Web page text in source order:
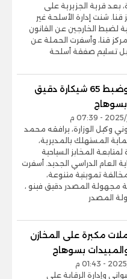
بعد قرية الجزيرية على
قنا. شنت إدارة الأسلحة غير
لضبط الخارجين عن القانون
قنا، وأسفرت الحملة عن
تسليم صفقة أسلحة
تحرير 12 مخالفة وضبط 65 شيكارة دقيق
وكيل الوزارة، يرافقه محمد
المستهلك بالمديرية،
المخابز السياحية
العام الدراسي الجديد. أسفرت
عن تحرير ١٢ مخالفة تموينية متنوعة،
المصدر دقيق فينو ،
المصدر
مكبرة على المخازن
بسوهاج
وإدارة الرقابة على